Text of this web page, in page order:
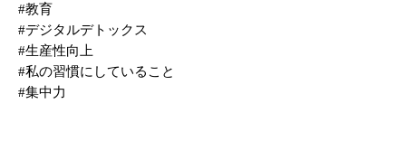
#教育
#デジタルデトックス
#生産性向上
#私の習慣にしていること
#集中力